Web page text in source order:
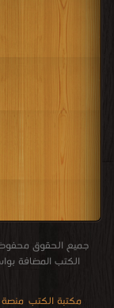
جميع الحقوق
الكتب المضافة
مكتبة الكتب منصة